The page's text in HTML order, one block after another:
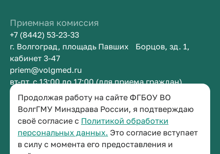
Продолжая работу на сайте ФГБОУ ВО
ВолгГМУ Минздрава России, я подтверждаю
своё согласие с Политикой обработки
персональных данных. Это согласие вступает
в силу с момента его предоставления и
Приемная комиссия
+7 (8442) 53-23-33
г. Волгоград, площадь Павших Борцов, зд. 1,
кабинет 3-47
priem@volgmed.ru
вт-пт, с 13:00 до 17:00 (для приема граждан)
Приемная ректора
+7 (8442) 38-50-05
г. Волгоград, площадь Павших Борцов, зд. 1,
кабинет 3-11